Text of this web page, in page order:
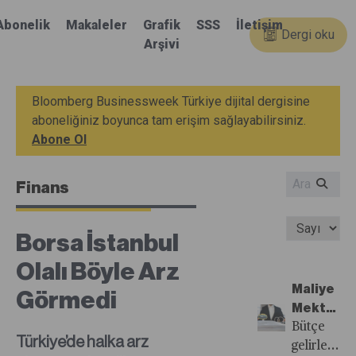
Makaleler
Grafik
Arşivi
SSS İletişim
Dergi oku
Bloomberg Businessweek Türkiye dijital dergisine
aboneliğiniz boyunca tam erişim sağlayabilirsiniz.
Abone Ol
Finans
Borsa İstanbul
Olalı Böyle Arz
Görmedi
Türkiye’de halka arz
Maliye
Mektup
Arkadaşı
Oldu
Bütçe
gelirlerini